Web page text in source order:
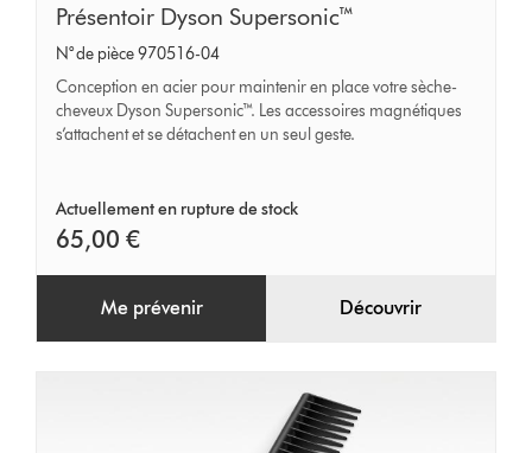
Présentoir
Dyson
Supersonic™
Présentoir Dyson Supersonic™
N° de pièce 970516-04
Conception en acier pour maintenir en place votre sèche-
cheveux Dyson Supersonic™. Les accessoires magnétiques
s’attachent et se détachent en un seul geste.
Actuellement en rupture de stock
65,00 €
Me prévenir Découvrir